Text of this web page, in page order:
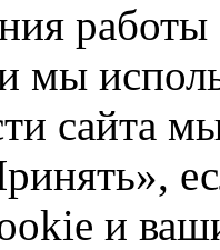
работы
мы
сайта
и